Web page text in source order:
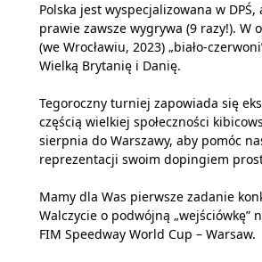
Polska jest wyspecjalizowana w DPŚ,
prawie zawsze wygrywa (9 razy!). W
(we Wrocławiu, 2023) „biało-
Wielką Brytanię i Danię.
Tegoroczny turniej zapowiada się
częścią wielkiej społeczności
sierpnia do Warszawy, aby pomóc
reprezentacji swoim dopingiem
Mamy dla Was pierwsze zadanie
Walczycie o podwójną „wejściówkę”
FIM Speedway World Cup – Warsaw.